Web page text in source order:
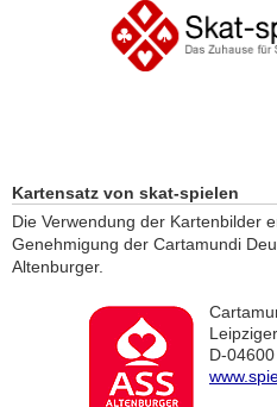
Kartensatz von skat-spielen
Die Verwendung der Kartenbilder
Genehmigung der Cartamundi
Altenburger.
D-